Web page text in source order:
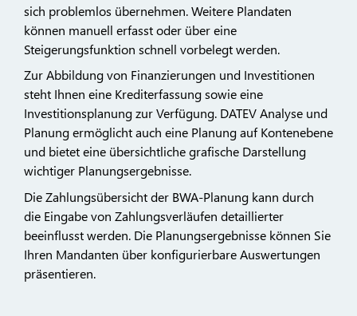
sich problemlos übernehmen. Weitere Plandaten
können manuell erfasst oder über eine
Steigerungsfunktion schnell vorbelegt werden.
Zur Abbildung von Finanzierungen und Investitionen
steht Ihnen eine Krediterfassung sowie eine
Investitionsplanung zur Verfügung. DATEV Analyse und
Planung ermöglicht auch eine Planung auf Kontenebene
und bietet eine übersichtliche grafische Darstellung
wichtiger Planungsergebnisse.
Die Zahlungsübersicht der BWA-Planung kann durch
die Eingabe von Zahlungsverläufen detaillierter
beeinflusst werden. Die Planungsergebnisse können Sie
Ihren Mandanten über konfigurierbare Auswertungen
präsentieren.